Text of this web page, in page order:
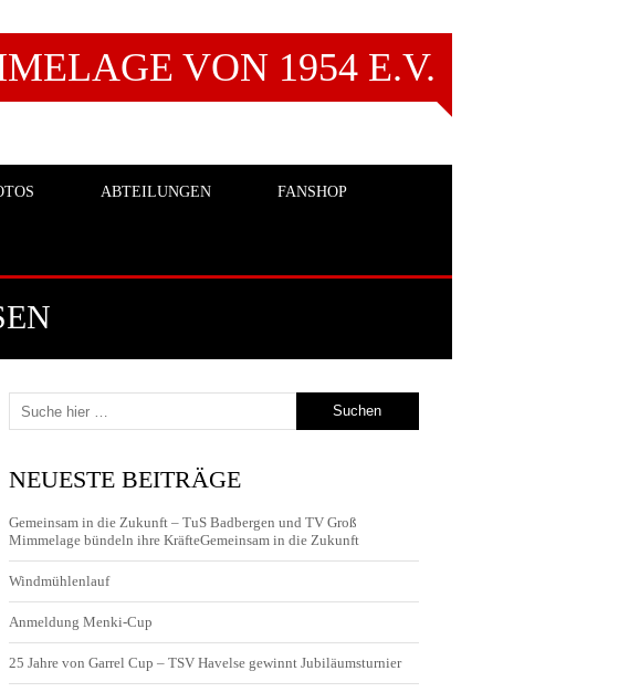
VON 1954 E.V.
ABTEILUNGEN FANSHOP
NEUESTE BEITRÄGE
Gemeinsam in die Zukunft – TuS Badbergen und TV Groß
Mimmelage bündeln ihre KräfteGemeinsam in die Zukunft
Windmühlenlauf
Anmeldung Menki-Cup
25 Jahre von Garrel Cup – TSV Havelse gewinnt Jubiläumsturnier